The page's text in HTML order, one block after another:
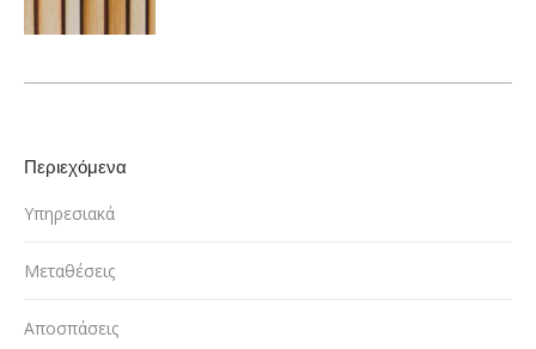
Περιεχόμενα
Υπηρεσιακά
Μεταθέσεις
Αποσπάσεις